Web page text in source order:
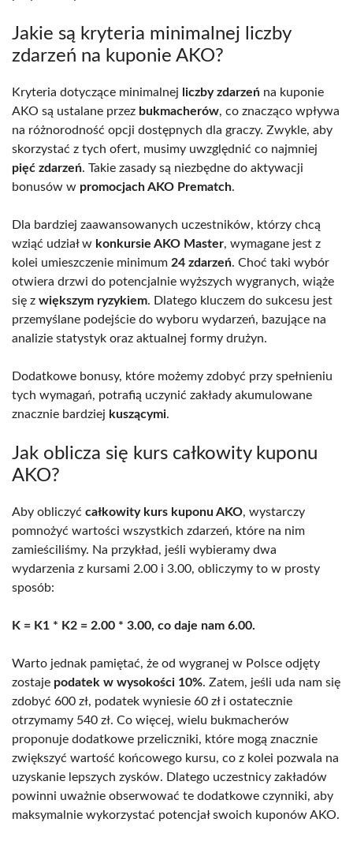
Jakie są kryteria minimalnej liczby
zdarzeń na kuponie AKO?
Kryteria dotyczące minimalnej liczby zdarzeń na kuponie
AKO są ustalane przez bukmacherów, co znacząco wpływa
na różnorodność opcji dostępnych dla graczy. Zwykle, aby
skorzystać z tych ofert, musimy uwzględnić co najmniej
pięć zdarzeń. Takie zasady są niezbędne do aktywacji
bonusów w promocjach AKO Prematch.
Dla bardziej zaawansowanych uczestników, którzy chcą
wziąć udział w konkursie AKO Master, wymagane jest z
kolei umieszczenie minimum 24 zdarzeń. Choć taki wybór
otwiera drzwi do potencjalnie wyższych wygranych, wiąże
się z większym ryzykiem. Dlatego kluczem do sukcesu jest
przemyślane podejście do wyboru wydarzeń, bazujące na
analizie statystyk oraz aktualnej formy drużyn.
Dodatkowe bonusy, które możemy zdobyć przy spełnieniu
tych wymagań, potrafią uczynić zakłady akumulowane
znacznie bardziej kuszącymi.
Jak oblicza się kurs całkowity kuponu
AKO?
Aby obliczyć całkowity kurs kuponu AKO, wystarczy
pomnożyć wartości wszystkich zdarzeń, które na nim
zamieściliśmy. Na przykład, jeśli wybieramy dwa
wydarzenia z kursami 2.00 i 3.00, obliczymy to w prosty
sposób:
K = K1 * K2 = 2.00 * 3.00, co daje nam 6.00.
Warto jednak pamiętać, że od wygranej w Polsce odjęty
zostaje podatek w wysokości 10%. Zatem, jeśli uda nam się
zdobyć 600 zł, podatek wyniesie 60 zł i ostatecznie
otrzymamy 540 zł. Co więcej, wielu bukmacherów
proponuje dodatkowe przeliczniki, które mogą znacznie
zwiększyć wartość końcowego kursu, co z kolei pozwala na
uzyskanie lepszych zysków. Dlatego uczestnicy zakładów
powinni uważnie obserwować te dodatkowe czynniki, aby
maksymalnie wykorzystać potencjał swoich kuponów AKO.